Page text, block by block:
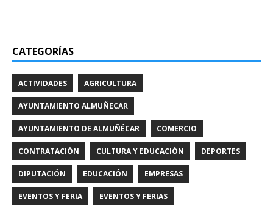
CATEGORÍAS
ACTIVIDADES AGRICULTURA
AYUNTAMIENTO ALMUÑECAR
AYUNTAMIENTO DE ALMUÑÉCAR COMERCIO
CONTRATACIÓN CULTURA Y EDUCACIÓN DEPORTES
DIPUTACIÓN EDUCACIÓN EMPRESAS
EVENTOS Y FERIA EVENTOS Y FERIAS